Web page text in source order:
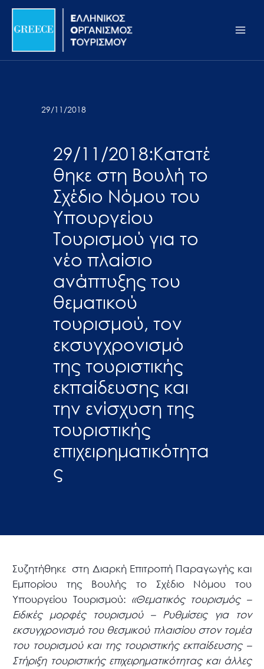
Σημείωση:
ιστότοπος
προσβασιμότητας.
Μετάβαση
περιεχόμενο
29/11/2018
29/11/2018:Κατατέ
θηκε στη Βουλή το
Σχέδιο Νόμου του
Υπουργείου
Τουρισμού για το
νέο πλαίσιο
ανάπτυξης του
θεματικού
τουρισμού, τον
εκσυγχρονισμό
της τουριστικής
εκπαίδευσης και
την ενίσχυση της
τουριστικής
επιχειρηματικότητα
ς
Συζητήθηκε στη Διαρκή Επιτροπή Παραγωγής και
Εμπορίου της Βουλής το Σχέδιο Νόμου του
Υπουργείου Τουρισμού: «Θεματικός τουρισμός –
Ειδικές μορφές τουρισμού – Ρυθμίσεις για τον
εκσυγχρονισμό του θεσμικού πλαισίου στον τομέα
του τουρισμού και της τουριστικής εκπαίδευσης –
Στήριξη τουριστικής επιχειρηματικότητας και άλλες